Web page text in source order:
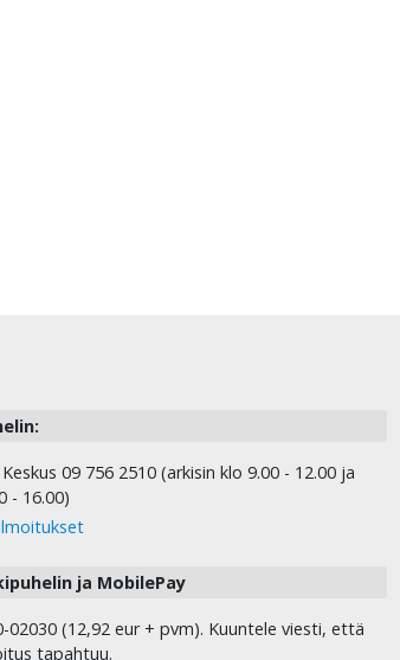
09 756 2510 (arkisin klo 9.00 - 12.00 ja
- 16.00)
ja MobilePay
02030 (12,92 eur + pvm). Kuuntele viesti, että
tapahtuu.